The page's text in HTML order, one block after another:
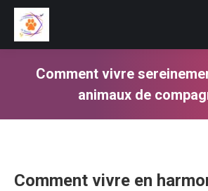
Comment vivre
animaux de
Comment vivre en